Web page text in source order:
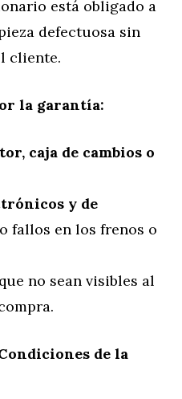
está obligado a
defectuosa sin
cliente.
la garantía:
caja de cambios o
y de
fallos en los frenos o
que no sean visibles al
de la